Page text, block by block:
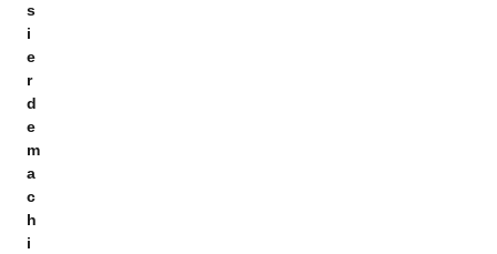
s
i
e
r
d
e
m
a
c
h
i